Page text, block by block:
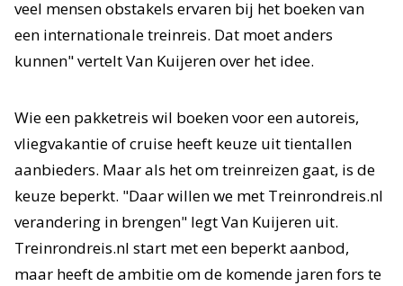
veel mensen obstakels ervaren bij het boeken van
een internationale treinreis. Dat moet anders
kunnen" vertelt Van Kuijeren over het idee.
Wie een pakketreis wil boeken voor een autoreis,
vliegvakantie of cruise heeft keuze uit tientallen
aanbieders. Maar als het om treinreizen gaat, is de
keuze beperkt. "Daar willen we met Treinrondreis.nl
verandering in brengen" legt Van Kuijeren uit.
Treinrondreis.nl start met een beperkt aanbod,
maar heeft de ambitie om de komende jaren fors te